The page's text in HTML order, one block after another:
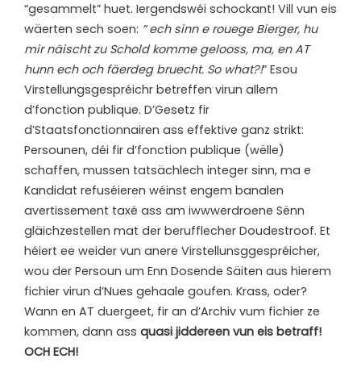
“gesammelt” huet. Iergendswéi schockant! Vill vun eis
wäerten sech soen: ” ech sinn e rouege Bierger, hu
mir näischt zu Schold komme gelooss, ma, en AT
hunn ech och fäerdeg bruecht. So what?!” Esou
Virstellungsgespréichr betreffen virun allem
d’fonction publique. D’Gesetz fir
d’Staatsfonctionnairen ass effektive ganz strikt:
Persounen, déi fir d’fonction publique (wëlle)
schaffen, mussen tatsächlech integer sinn, ma e
Kandidat refuséieren wéinst engem banalen
avertissement taxé ass am iwwwerdroene Sënn
gläichzestellen mat der berufflecher Doudestroof. Et
héiert ee weider vun anere Virstellunsggespréicher,
wou der Persoun um Enn Dosende Säiten aus hierem
fichier virun d’Nues gehaale goufen. Krass, oder?
Wann en AT duergeet, fir an d’Archiv vum fichier ze
kommen, dann ass quasi jiddereen vun eis betraff!
OCH ECH!